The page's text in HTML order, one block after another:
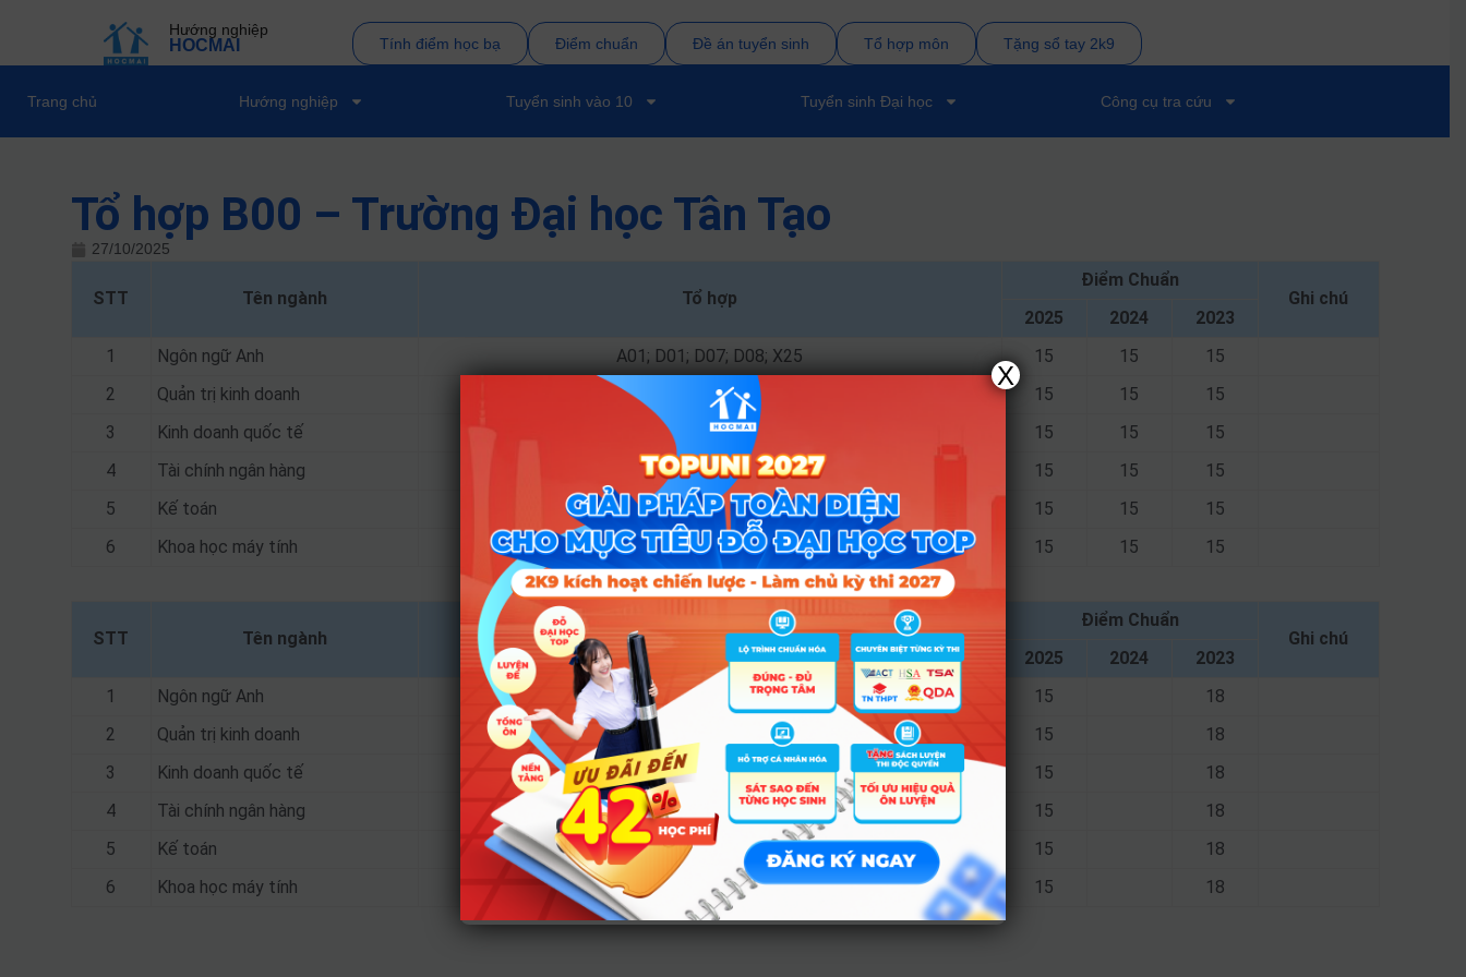
Hướng nghiệp
HOCMAI Tính điểm học bạ Điểm chuẩn Đề án tuyển sinh Tổ hợp môn Tặng sổ tay 2k9
Trang chủ Hướng nghiệp Tuyển sinh vào 10 Tuyển sinh Đại học Công cụ tra cứu
Tổ hợp B00 – Trường Đại học Tân Tạo
27/10/2025
STT Tên ngành Tổ hợp
Điểm Chuẩn
Ghi chú
2025
2024
2023
1
Ngôn ngữ Anh A01; D01; D07; D08; X25 15 15
15
2
Quản trị kinh doanh A00; A01; D01; D07; C01; X01 15 15
15
3
Kinh doanh quốc tế A00; A01; D01; D07; C01; X01 15 15
15
4
Tài chính ngân hàng A00; A01; D01; D07; C01; X01 15 15
15
5
Kế toán A00; A01; D01; D07; C01; X01 15 15
15
6
Khoa học máy tính A00; A01; D01; D07; X07; X25; X26; X27; X56 15 15 15
STT Tên ngành Tổ hợp
Điểm Chuẩn
Ghi chú
2025
2024
2023
1
Ngôn ngữ Anh A01; D01; D07; D08; X25 15
18
2
Quản trị kinh doanh A00; A01; D01; D07; C01; X01 15
18
3
Kinh doanh quốc tế A00; A01; D01; D07; C01; X01 15
18
4
Tài chính ngân hàng A00; A01; D01; D07; C01; X01 15
18
5
Kế toán A00; A01; D01; D07; C01; X01 15
18
6
Khoa học máy tính A00; A01; D01; D07; X07; X25; X26; X27; X56 15 18
X